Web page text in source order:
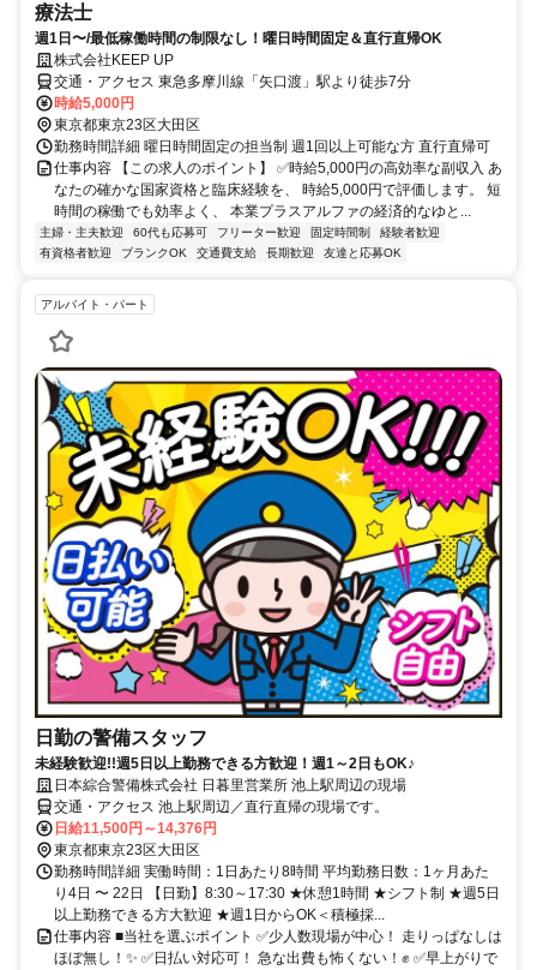
療法士
週1日〜/最低稼働時間の制限なし！曜日時間固定＆直行直帰OK
株式会社KEEP UP
交通・アクセス 東急多摩川線「矢口渡」駅より徒歩7分
時給5,000円
東京都東京23区大田区
勤務時間詳細 曜日時間固定の担当制 週1回以上可能な方 直行直帰可
仕事内容 【この求人のポイント】 ✅時給5,000円の高効率な副収入 あ
なたの確かな国家資格と臨床経験を、 時給5,000円で評価します。 短
時間の稼働でも効率よく、 本業プラスアルファの経済的なゆと...
主婦・主夫歓迎 60代も応募可 フリーター歓迎 固定時間制
経験者歓迎
有資格者歓迎
ブランクOK 交通費支給 長期歓迎 友達と応募OK
アルバイト・パート
日勤の警備スタッフ
未経験歓迎!!週5日以上勤務できる方歓迎！週1～2日もOK♪
日本綜合警備株式会社 日暮里営業所 池上駅周辺の現場
交通・アクセス 池上駅周辺／直行直帰の現場です。
日給11,500円～14,376円
東京都東京23区大田区
勤務時間詳細 実働時間：1日あたり8時間 平均勤務日数：1ヶ月あた
り4日 〜 22日 【日勤】8:30～17:30 ★休憩1時間 ★シフト制 ★週5日
以上勤務できる方大歓迎 ★週1日からOK＜積極採...
仕事内容 ■当社を選ぶポイント ✅少人数現場が中心！ 走りっぱなしは
ほぼ無し！✨ ✅日払い対応可！ 急な出費も怖くない！✊ ✅早上がりで